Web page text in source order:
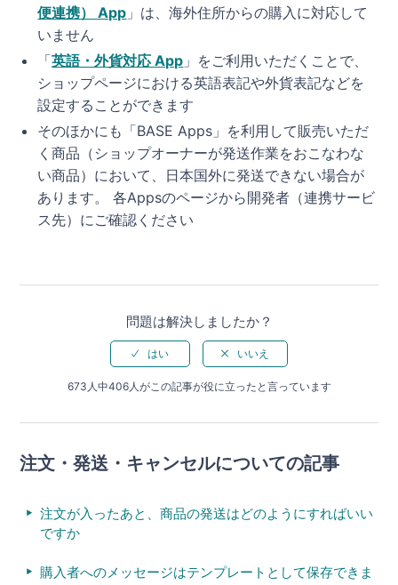
便連携） App 」は、海外住所からの購入に対応して
いません
「英語・外貨対応 App 」をご利用いただくことで、
ショップページにおける英語表記や外貨表記などを
設定することができます
そのほかにも「BASE Apps」を利用して販売いただ
く商品（ショップオーナーが発送作業をおこなわな
い商品）において、日本国外に発送できない場合が
あります。 各Appsのページから開発者（連携サービ
ス先）にご確認ください
問題は解決しましたか？
673人中406人がこの記事が役に立ったと言っています
注文・発送・キャンセルについての記事
注文が入ったあと、商品の発送はどのようにすればいい
ですか
購入者へのメッセージはテンプレートとして保存できま